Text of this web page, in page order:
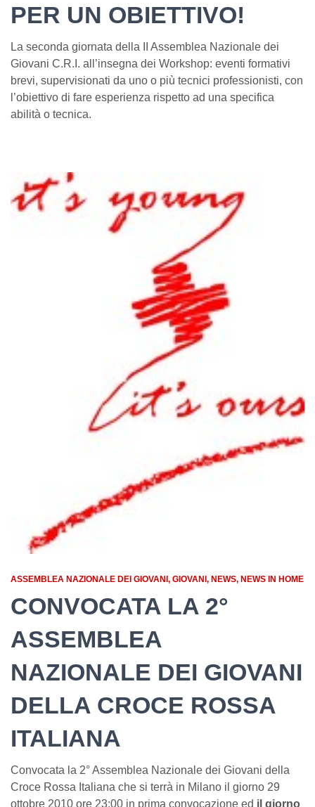
PER UN OBIETTIVO!
La seconda giornata della II Assemblea Nazionale dei
Giovani C.R.I. all’insegna dei Workshop: eventi formativi
brevi, supervisionati da uno o più tecnici professionisti, con
l’obiettivo di fare esperienza rispetto ad una specifica
abilità o tecnica.
ASSEMBLEA NAZIONALE DEI GIOVANI GIOVANI NEWS NEWS IN HOME
CONVOCATA LA 2°
ASSEMBLEA
NAZIONALE DEI GIOVANI
DELLA CROCE ROSSA
ITALIANA
Convocata la 2° Assemblea Nazionale dei Giovani della
Croce Rossa Italiana che si terrà in Milano il giorno 29
ottobre 2010 ore 23:00 in prima convocazione ed il giorno